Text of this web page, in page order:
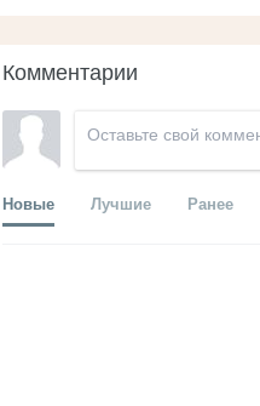
Комментарии
Новые Лучшие Ранее